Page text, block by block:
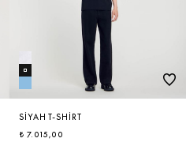
SIYAH T-SHIRT
₺ 7.015,00